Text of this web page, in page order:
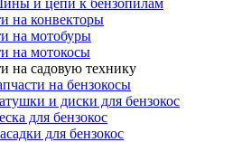
и цепи к бензопилам
на конвекторы
на мотобуры
на мотокосы
на садовую технику
на бензокосы
и диски для бензокос
для бензокос
для бензокос